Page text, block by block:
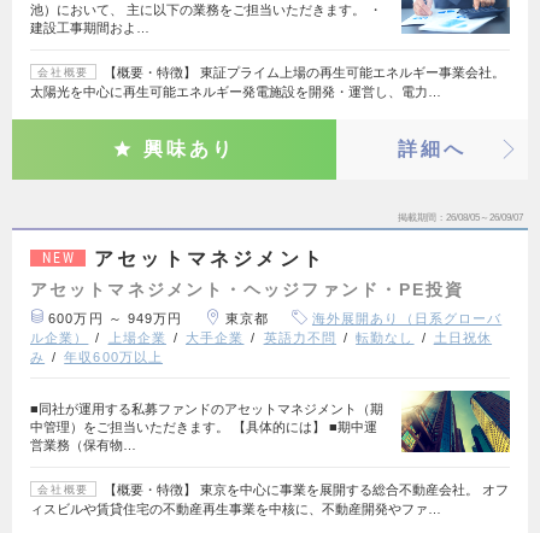
池）において、 主に以下の業務をご担当いただきます。 ・
建設工事期間およ…
会社概要
【概要・特徴】 東証プライム上場の再生可能エネルギー事業会社。
太陽光を中心に再生可能エネルギー発電施設を開発・運営し、電力…
興味あり 詳細へ
掲載期間 26/08/05～26/09/07
NEW アセットマネジメント
アセットマネジメント・ヘッジファンド・PE投資
600万円 ～ 949万円 東京都
海外展開あり（日系グローバ
ル企業）
上場企業 大手企業 英語力不問 転勤なし
土日祝休
み
年収600万以上
■同社が運用する私募ファンドのアセットマネジメント（期
中管理）をご担当いただきます。 【具体的には】 ■期中運
営業務（保有物…
会社概要
【概要・特徴】 東京を中心に事業を展開する総合不動産会社。 オフ
ィスビルや賃貸住宅の不動産再生事業を中核に、不動産開発やファ…